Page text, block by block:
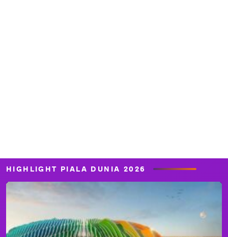
HIGHLIGHT PIALA DUNIA 2026